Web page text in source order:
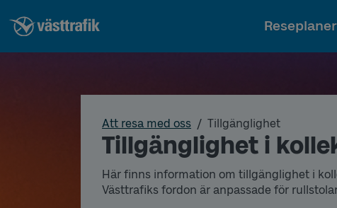
Att resa med oss Tillgänglighet
Tillgänglighet i
Här finns information om tillgänglighet i
Västtrafiks fordon är anpassade för